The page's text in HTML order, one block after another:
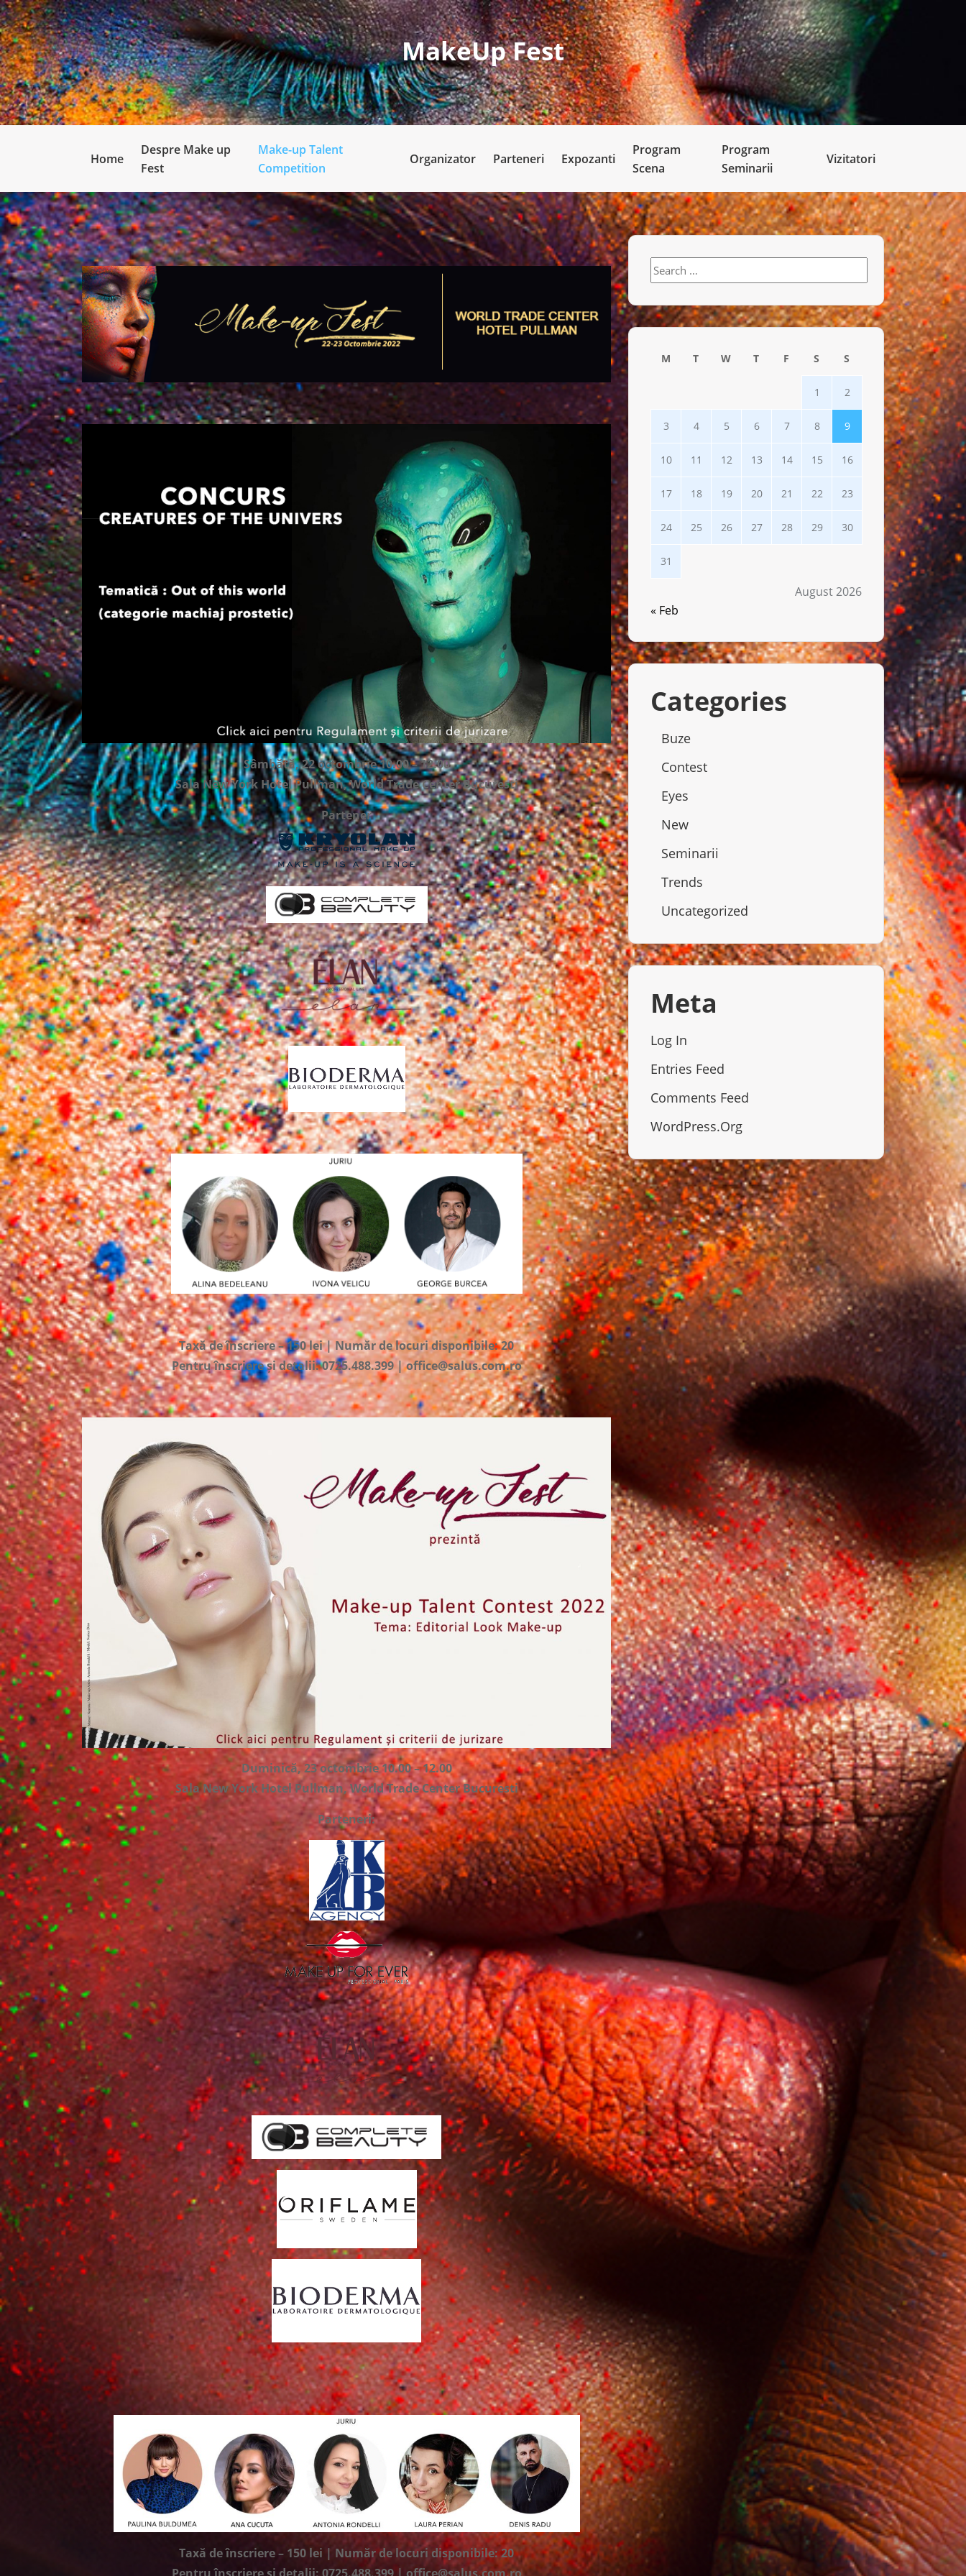
MakeUp Fest
Home
Despre Make up
Fest
Make-up Talent
Competition
Organizator Parteneri Expozanti
Program
Scena
Program
Seminarii
Vizitatori
Sâmbătă, 22 octombrie 10.00 – 12.00
Sala New York Hotel Pullman, World Trade Center Bucuresti
Partener
Taxă de înscriere – 150 lei |Număr de locuri disponibile: 20
Pentru înscriere și detalii: 0725.488.399 | office@salus.com.ro
Duminică, 23 octombrie 10.00 – 12.00
Sala New York Hotel Pullman, World Trade Center Bucuresti
Parteneri:
Taxă de înscriere – 150 lei | Număr de locuri disponibile: 20
Search
for:
August 2026
M T W T F S S
1 2
3 4 5 6 7 8 9
10 11 12 13 14 15 16
17 18 19 20 21 22 23
24 25 26 27 28 29 30
31
« Feb
Categories
Buze
Contest
Eyes
New
Seminarii
Trends
Uncategorized
Meta
Log In
Entries Feed
Comments Feed
WordPress.org